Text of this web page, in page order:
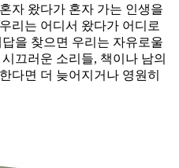
자 왔다가 혼자 가는 인생을
리는 어디서 왔다가 어디로
을 찾으면 우리는 자유로울
끄러운 소리들, 책이나 남의
다면 더 늦어지거나 영원히